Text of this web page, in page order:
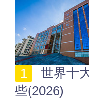
些(2026)